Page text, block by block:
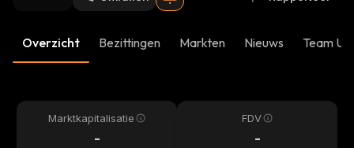
Overzicht Bezittingen Markten Nieuws Team
Marktkapitalisatie
-
FDV
-